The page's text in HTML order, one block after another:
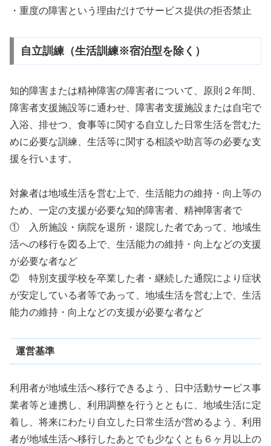
・重度の障害という理由だけでサービス提供の拒否禁止
自立訓練（生活訓練※宿泊型を除く）
知的障害または精神障害の障害者について、原則２年間、
障害者支援施設等に通わせ、障害者支援施設または自宅で
入浴、排せつ、食事等に関する自立した日常生活を営むた
めに必要な訓練、生活等に関する相談や助言等の必要な支
援を行います。
対象者は地域生活を営む上で、生活能力の維持・向上等の
ため、一定の支援が必要な知的障害者、精神障害者で
① 入所施設・病院を退所・退院した者であって、地域生
活への移行を図る上で、生活能力の維持・向上などの支援
が必要な者など
② 特別支援学校を卒業した者・継続した通院により症状
が安定している者等であって、地域生活を営む上で、生活
能力の維持・向上などの支援が必要な者など
運営基準
利用者が地域生活へ移行できるよう、日中活動サービス事
業者等と連携し、利用調整を行うとともに、地域生活に定
着し、将来にわたり自立した日常生活が営めるよう、利用
者が地域生活へ移行したあとでも少なくとも６ヶ月以上の